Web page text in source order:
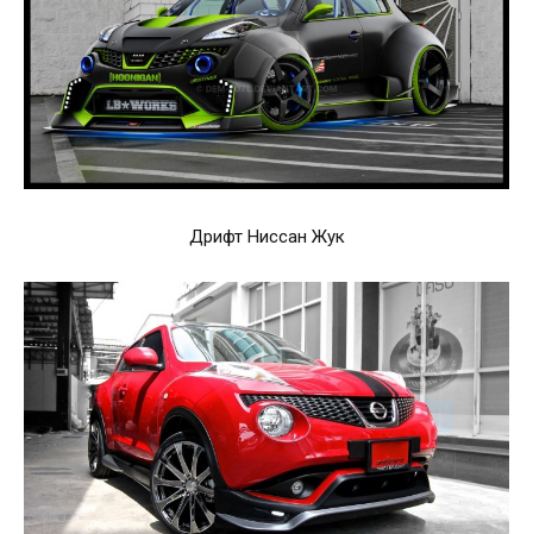
Дрифт Ниссан Жук